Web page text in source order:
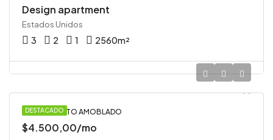
Design apartment
Estados Unidos
3 2 1 2560m²
DESTACADO
APARTAMENTO AMOBLADO
$4.500,00/mo